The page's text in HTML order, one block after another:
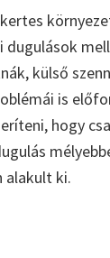
külső
is
hogy
alakult ki.